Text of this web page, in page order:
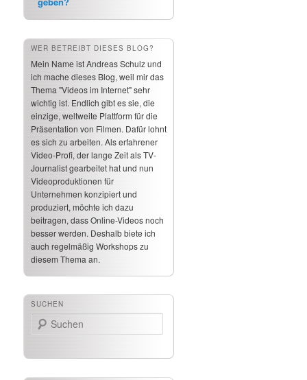
WER BETREIBT DIESES BLOG?
Mein Name ist Andreas Schulz und
ich mache dieses Blog, weil mir das
Thema "Videos im Internet" sehr
wichtig ist. Endlich gibt es sie, die
einzige, weltweite Plattform für die
Präsentation von Filmen. Dafür lohnt
es sich zu arbeiten. Als erfahrener
Video-Profi, der lange Zeit als TV-
Journalist gearbeitet hat und nun
Videoproduktionen für
Unternehmen konzipiert und
produziert, möchte ich dazu
beitragen, dass Online-Videos noch
besser werden. Deshalb biete ich
auch regelmäßig Workshops zu
diesem Thema an.
SUCHEN
Suchen